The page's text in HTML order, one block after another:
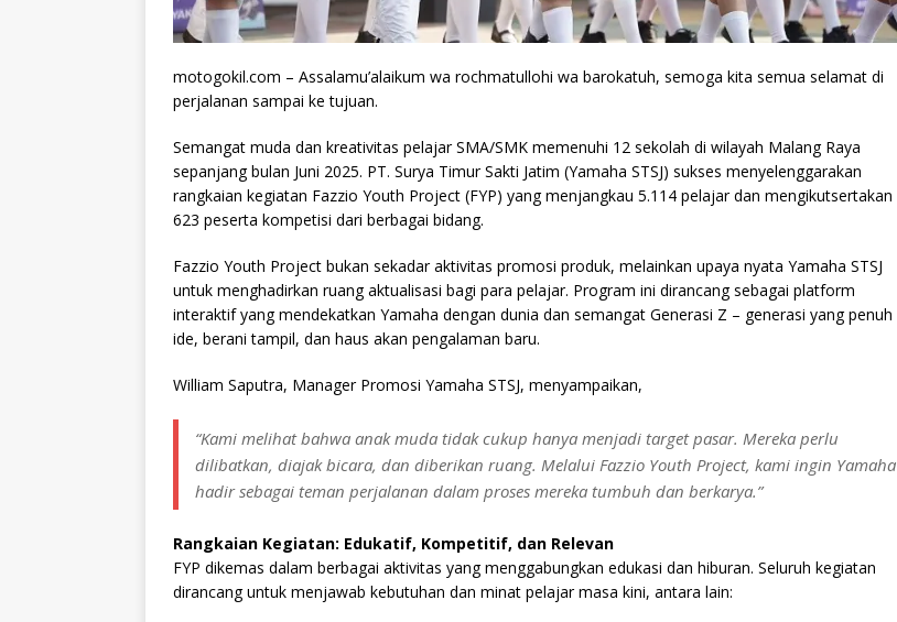
motogokil.com – Assalamu’alaikum wa rochmatullohi wa barokatuh, semoga kita semua selamat di
perjalanan sampai ke tujuan.
Semangat muda dan kreativitas pelajar SMA/SMK memenuhi 12 sekolah di wilayah Malang Raya
sepanjang bulan Juni 2025. PT. Surya Timur Sakti Jatim (Yamaha STSJ) sukses menyelenggarakan
rangkaian kegiatan Fazzio Youth Project (FYP) yang menjangkau 5.114 pelajar dan mengikutsertakan
623 peserta kompetisi dari berbagai bidang.
Fazzio Youth Project bukan sekadar aktivitas promosi produk, melainkan upaya nyata Yamaha STSJ
untuk menghadirkan ruang aktualisasi bagi para pelajar. Program ini dirancang sebagai platform
interaktif yang mendekatkan Yamaha dengan dunia dan semangat Generasi Z – generasi yang penuh
ide, berani tampil, dan haus akan pengalaman baru.
William Saputra, Manager Promosi Yamaha STSJ, menyampaikan,
“Kami melihat bahwa anak muda tidak cukup hanya menjadi target pasar. Mereka perlu
dilibatkan, diajak bicara, dan diberikan ruang. Melalui Fazzio Youth Project, kami ingin Yamaha
hadir sebagai teman perjalanan dalam proses mereka tumbuh dan berkarya.”
Rangkaian Kegiatan: Edukatif, Kompetitif, dan Relevan
FYP dikemas dalam berbagai aktivitas yang menggabungkan edukasi dan hiburan. Seluruh kegiatan
dirancang untuk menjawab kebutuhan dan minat pelajar masa kini, antara lain: